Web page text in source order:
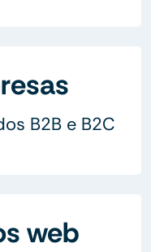
B2B e B2C
web